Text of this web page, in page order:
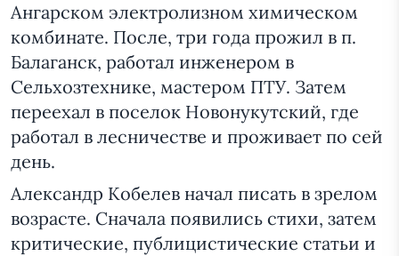
Ангарском электролизном химическом
комбинате. После, три года прожил в п.
Балаганск, работал инженером в
Сельхозтехнике, мастером ПТУ. Затем
переехал в поселок Новонукутский, где
работал в лесничестве и проживает по сей
день.
Александр Кобелев начал писать в зрелом
возрасте. Сначала появились стихи, затем
критические, публицистические статьи и